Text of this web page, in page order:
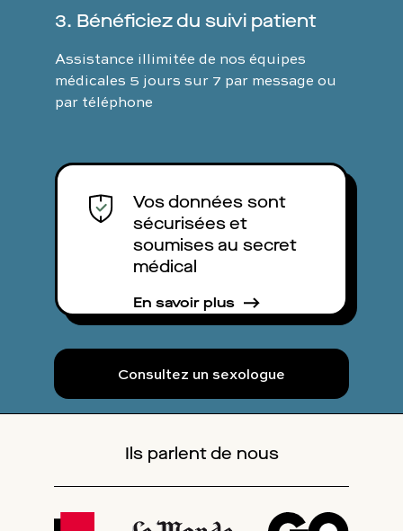
3. Bénéficiez du suivi patient
Assistance illimitée de nos équipes
médicales 5 jours sur 7 par message ou
par téléphone
Vos données sont
sécurisées et
soumises au secret
médical
En savoir plus
Consultez un sexologue
Ils parlent de nous